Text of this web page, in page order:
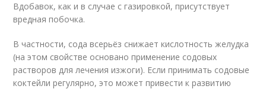
Вдобавок, как и в случае с газировкой, присутствует
вредная побочка.
В частности, сода всерьёз снижает кислотность желудка
(на этом свойстве основано применение содовых
растворов для лечения изжоги). Если принимать содовые
коктейли регулярно, это может привести к развитию